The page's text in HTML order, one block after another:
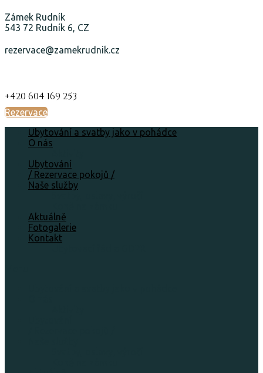
Zámek Rudník
543 72 Rudník 6, CZ
rezervace@zamekrudnik.cz
+420 604 169 253
Rezervace
Ubytování a svatby jako v pohádce
O nás
Ubytování
/ Rezervace pokojů /
Naše služby
Aktuálně
Fotogalerie
Kontakt